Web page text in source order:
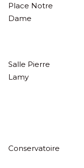
Place Notre
Dame
Salle Pierre
Lamy
Conservatoire